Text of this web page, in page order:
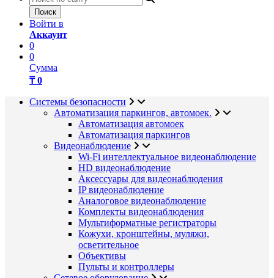
Поиск
Войти в
Аккаунт
0
0
Сумма
₸ 0
Системы безопасности
Автоматизация паркингов, автомоек.
Автоматизация автомоек
Автоматизация паркингов
Видеонаблюдение
Wi-Fi интеллектуальное видеонаблюдение
HD видеонаблюдение
Аксессуары для видеонаблюдения
IP видеонаблюдение
Аналоговое видеонаблюдение
Комплекты видеонаблюдения
Мультиформатные регистраторы
Кожухи, кронштейны, муляжи,
осветительное
Объективы
Пульты и контроллеры